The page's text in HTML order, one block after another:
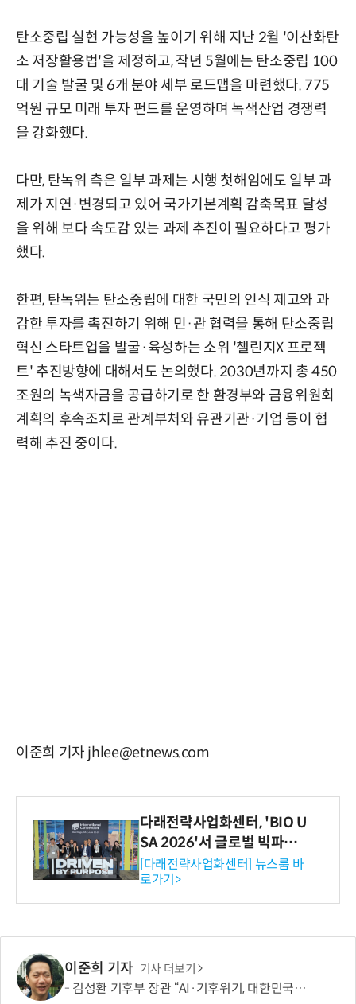
탄소중립 실현 가능성을 높이기 위해 지난 2월 '이산화탄
소 저장활용법'을 제정하고, 작년 5월에는 탄소중립 100
대 기술 발굴 및 6개 분야 세부 로드맵을 마련했다. 775
억원 규모 미래 투자 펀드를 운영하며 녹색산업 경쟁력
을 강화했다.
다만, 탄녹위 측은 일부 과제는 시행 첫해임에도 일부 과
제가 지연·변경되고 있어 국가기본계획 감축목표 달성
을 위해 보다 속도감 있는 과제 추진이 필요하다고 평가
했다.
한편, 탄녹위는 탄소중립에 대한 국민의 인식 제고와 과
감한 투자를 촉진하기 위해 민·관 협력을 통해 탄소중립
혁신 스타트업을 발굴·육성하는 소위 '챌린지X 프로젝
트' 추진방향에 대해서도 논의했다. 2030년까지 총 450
조원의 녹색자금을 공급하기로 한 환경부와 금융위원회
계획의 후속조치로 관계부처와 유관기관·기업 등이 협
력해 추진 중이다.
이준희 기자 jhlee@etnews.com
다래전략사업화센터, 'BIO U
SA 2026'서 글로벌 빅파마
와의 비즈니스 미팅 지원…K
-바이오 해외 진출 교두보 확
보
[다래전략사업화센터] 뉴스룸 바
로가기>
이준희 기자 기사 더보기
김성환 기후부 장관 “AI·기후위기, 대한민국이 함께 해결할 첫 국가 될 것”